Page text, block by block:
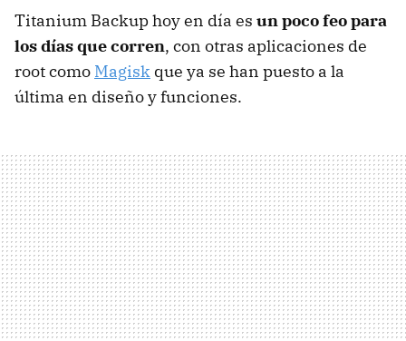
Titanium Backup hoy en día es un poco feo para
los días que corren, con otras aplicaciones de
root como Magisk que ya se han puesto a la
última en diseño y funciones.